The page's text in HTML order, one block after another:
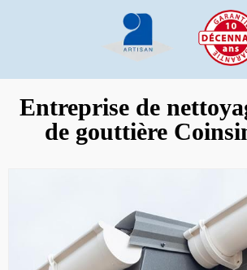
Entreprise de
de gouttière